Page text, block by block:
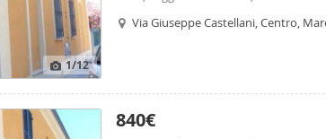
1/12
Richieste Referenze, Fideiussione
Via Giuseppe Castellani, Centro,
840€